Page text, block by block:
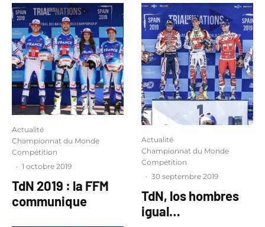
Actualité
Championnat du Monde
Compétition
· 1 octobre 2019
TdN 2019 : la FFM
communique
Actualité
Championnat du Monde
Compétition
· 30 septembre 2019
TdN, los hombres
igual…